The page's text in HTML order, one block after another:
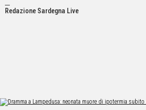
Redazione Sardegna Live